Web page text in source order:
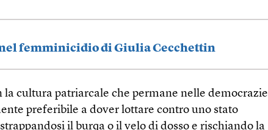
nel femminicidio di Giulia Cecchettin
la cultura patriarcale che permane nelle democrazie
preferibile a dover lottare contro uno stato
il burqa o il velo di dosso e rischiando la